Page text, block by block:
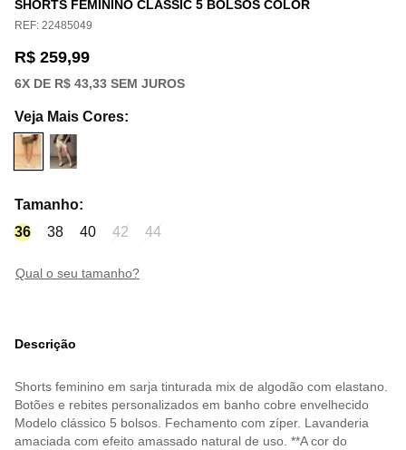
SHORTS FEMININO CLASSIC 5 BOLSOS COLOR
REF: 22485049
R$ 259,99
6X DE R$ 43,33 SEM JUROS
Veja Mais Cores:
Tamanho:
36
38 40 42 44
qual o seu tamanho?
Descrição
Shorts feminino em sarja tinturada mix de algodão com elastano.
Botões e rebites personalizados em banho cobre envelhecido
Modelo clássico 5 bolsos. Fechamento com zíper. Lavanderia
amaciada com efeito amassado natural de uso. **A cor do